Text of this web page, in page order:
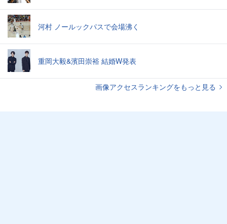
河村 ノールックパスで会場沸く
重岡大毅&濱田崇裕 結婚W発表
画像アクセスランキングをもっと見る